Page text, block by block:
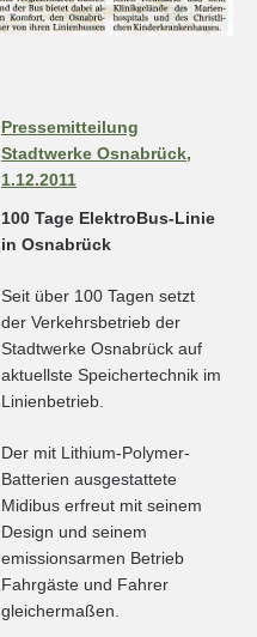
Pressemitteilung
Stadtwerke Osnabrück,
1.12.2011
100 Tage ElektroBus-Linie
in Osnabrück
Seit über 100 Tagen setzt
der Verkehrsbetrieb der
Stadtwerke Osnabrück auf
aktuellste Speichertechnik im
Linienbetrieb.
Der mit Lithium-Polymer-
Batterien ausgestattete
Midibus erfreut mit seinem
Design und seinem
emissionsarmen Betrieb
Fahrgäste und Fahrer
gleichermaßen.